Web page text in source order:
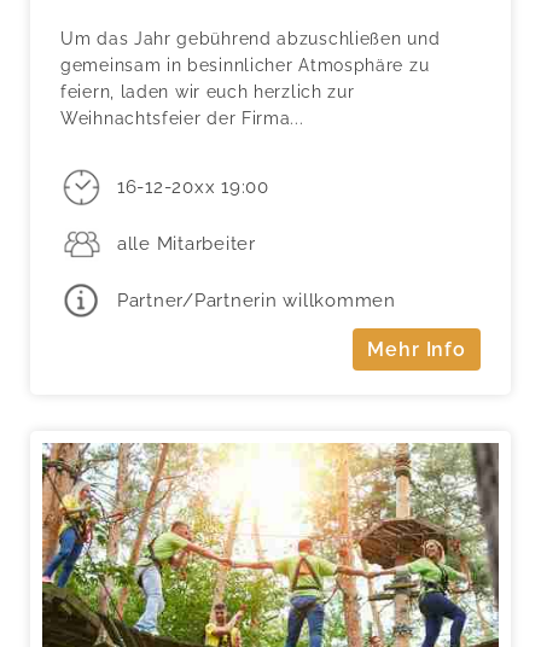
Um das Jahr gebührend abzuschließen und
gemeinsam in besinnlicher Atmosphäre zu
feiern, laden wir euch herzlich zur
Weihnachtsfeier der Firma...
16-12-20xx 19:00
alle Mitarbeiter
Partner/Partnerin willkommen
Mehr Info